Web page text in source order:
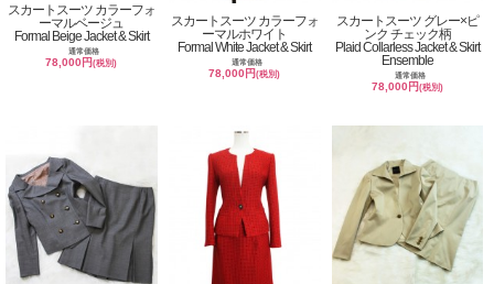
スカートスーツ カラーフォ
ーマルベージュ
Formal Beige Jacket & Skirt
通常価格
78,000円(税別)
スカートスーツ カラーフォ
ーマルホワイト
Formal White Jacket & Skirt
通常価格
78,000円(税別)
スカートスーツ グレー×ピ
ンク チェック柄
Plaid Collarless Jacket & Skirt
Ensemble
通常価格
78,000円(税別)